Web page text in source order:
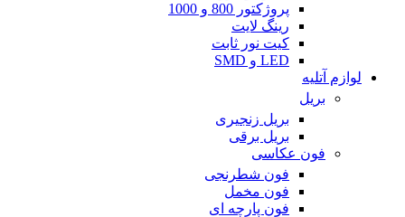
پروژکتور 800 و 1000
رینگ لایت
کیت نور ثابت
LED و SMD
لوازم آتلیه
بریل
بریل زنجیری
بریل برقی
فون عکاسی
فون شطرنجی
فون مخمل
فون پارچه ای